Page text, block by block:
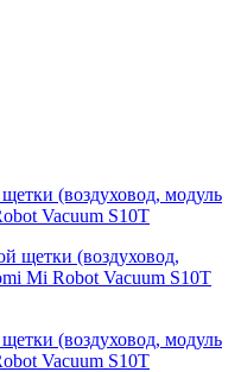
(воздуховод, модуль
Vacuum S10T
(воздуховод, модуль
Vacuum S10T